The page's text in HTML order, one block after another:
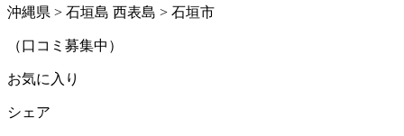
沖縄県 > 石垣島 西表島 > 石垣市
（口コミ募集中）
お気に入り
シェア